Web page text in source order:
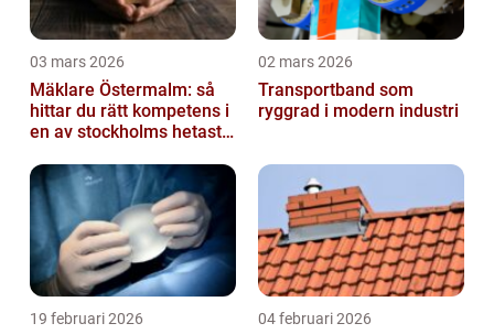
03 mars 2026
Mäklare Östermalm: så
hittar du rätt kompetens i
en av stockholms hetaste
02 mars 2026
Transportband som
ryggrad i modern industri
19 februari 2026 04 februari 2026